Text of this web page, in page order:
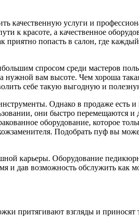
качественную услуги и
к красоте, а качественное
приятно попасть в салон, где
спросом среди мастеров
нужной вам высоте. Чем хороша
себе такую выгодную и
Однако в продаже есть и
они быстро перемещаются и
оборудование, которое
Подобрать пуф вы
карьеры. Оборудование
и дав возможность обслужить как
притягивают взгляды и приносят